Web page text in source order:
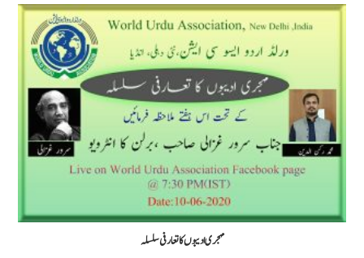
مہجری ادیبوں کا تعارفی سلسلہ